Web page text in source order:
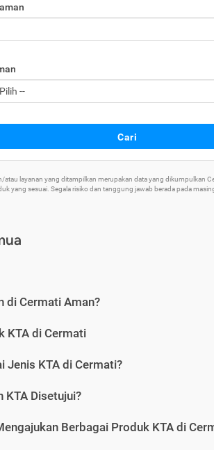
Cari
atau layanan yang ditampilkan merupakan data yang dikumpulkan
yang sesuai. Segala risiko dan tanggung jawab berada pada
di Cermati Aman?
KTA di Cermati
Jenis KTA di Cermati?
KTA Disetujui?
Berbagai Produk KTA di